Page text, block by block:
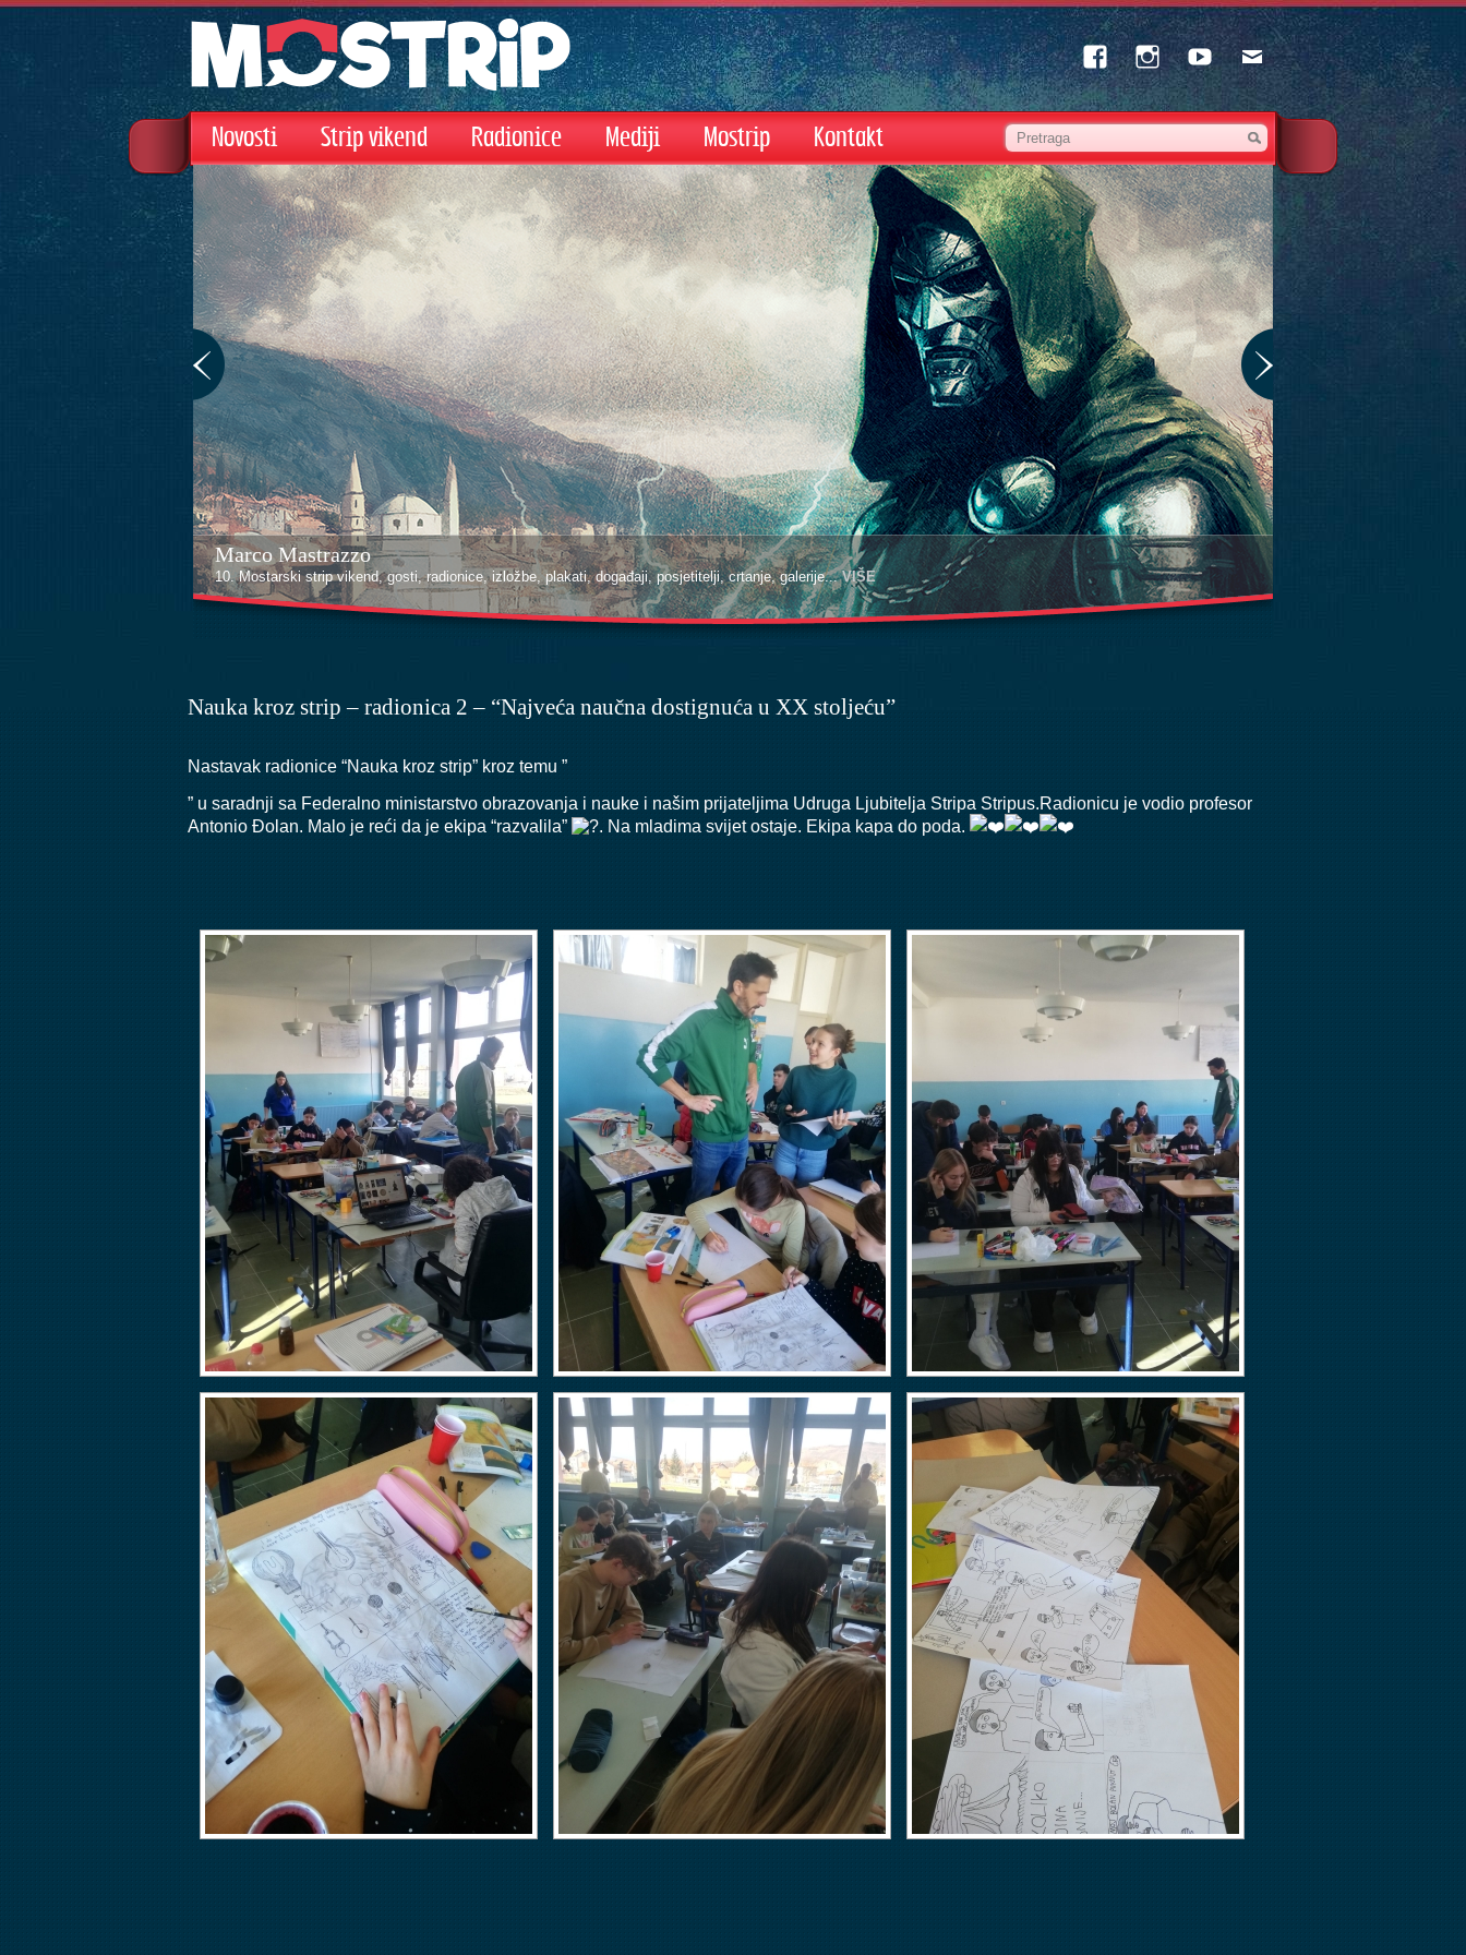
Facebook InstagramYoutube Email
Novosti Strip vikend Radionice Mediji Mostrip Kontakt
Marco Mastrazzo
10. Mostarski strip vikend, gosti, radionice, izložbe, plakati, događaji, posjetitelji, crtanje, galerije...VIŠE
Kenan Halilović
10. Mostarski strip vikend, gosti, radionice, izložbe, plakati, događaji, posjetitelji, crtanje, galerije...VIŠE
Nauka kroz strip – radionica 2 – “Najveća naučna dostignuća u XX stoljeću”
Nastavak radionice “Nauka kroz strip” kroz temu ”
” u saradnji sa Federalno ministarstvo obrazovanja i nauke i našim prijateljima Udruga Ljubitelja Stripa Stripus.Radionicu je vodio profesor
Antonio Đolan. Malo je reći da je ekipa “razvalila”
. Na mladima svijet ostaje. Ekipa kapa do poda.